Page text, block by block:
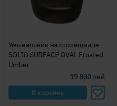
Умывальник на столешнице
SOLID SURFACE OVAL Frosted
Umber
19 800лей
В корзину